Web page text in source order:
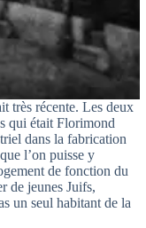
très récente. Les deux
qui était Florimond
dans la fabrication
l’on puisse y
de fonction du
de jeunes Juifs,
un seul habitant de la